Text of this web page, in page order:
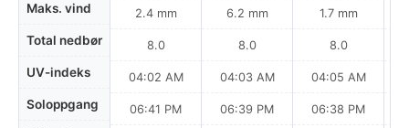
Maks. vind
Total nedbør
UV-indeks
Soloppgang
2.4 mm
8.0
04:02 AM
06:41 PM
6.2 mm
8.0
04:03 AM
06:39 PM
1.7 mm
8.0
04:05 AM
06:38 PM